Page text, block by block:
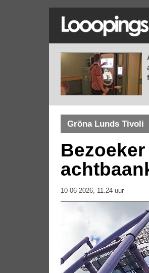
Gröna Lunds Tivoli
10-06-2026, 11.24 uur